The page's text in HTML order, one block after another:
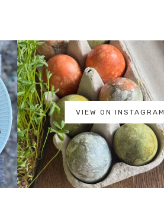
VIEW ON INSTAGRAM